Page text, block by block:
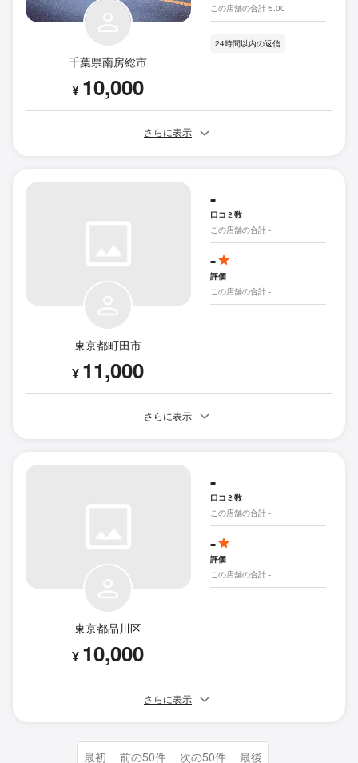
千葉県南房総市
¥ 10,000
この店舗の合計 5.00
24時間以内の返信
さらに表示
東京都町田市
¥ 11,000
-
口コミ数
この店舗の合計 -
-
評価
この店舗の合計 -
さらに表示
東京都品川区
¥ 10,000
-
口コミ数
この店舗の合計 -
-
評価
この店舗の合計 -
さらに表示
最初 前の50件 次の50件 最後